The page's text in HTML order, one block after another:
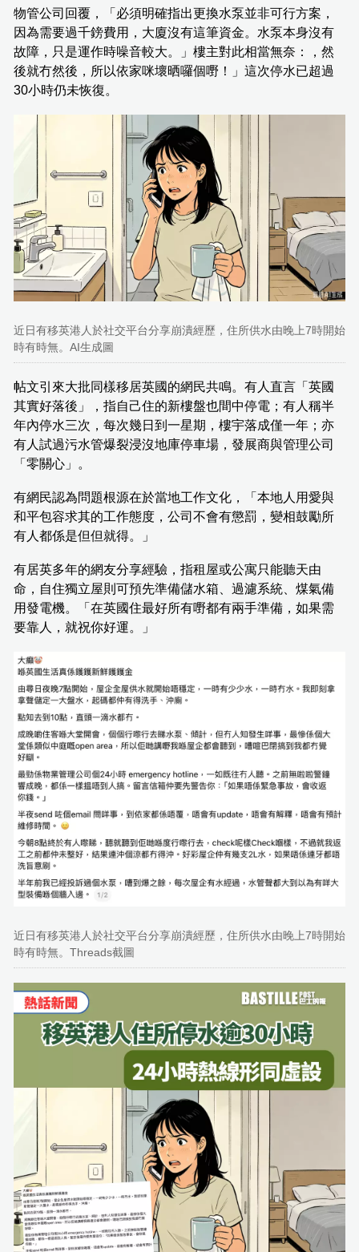
物管公司回覆，「必須明確指出更換水泵並非可行方案，
因為需要過千鎊費用，大廈沒有這筆資金。水泵本身沒有
故障，只是運作時噪音較大。」樓主對此相當無奈：，然
後就冇然後，所以依家咪壞晒囉個嘢！」這次停水已超過
30小時仍未恢復。
近日有移英港人於社交平台分享崩潰經歷，住所供水由晚上7時開始
時有時無。AI生成圖
帖文引來大批同樣移居英國的網民共鳴。有人直言「英國
其實好落後」，指自己住的新樓盤也間中停電；有人稱半
年內停水三次，每次幾日到一星期，樓宇落成僅一年；亦
有人試過污水管爆裂浸沒地庫停車場，發展商與管理公司
「零關心」。
有網民認為問題根源在於當地工作文化，「本地人用愛與
和平包容求其的工作態度，公司不會有懲罰，變相鼓勵所
有人都係是但但就得。」
有居英多年的網友分享經驗，指租屋或公寓只能聽天由
命，自住獨立屋則可預先準備儲水箱、過濾系統、煤氣備
用發電機。「在英國住最好所有嘢都有兩手準備，如果需
要靠人，就祝你好運。」
近日有移英港人於社交平台分享崩潰經歷，住所供水由晚上7時開始
時有時無。Threads截圖